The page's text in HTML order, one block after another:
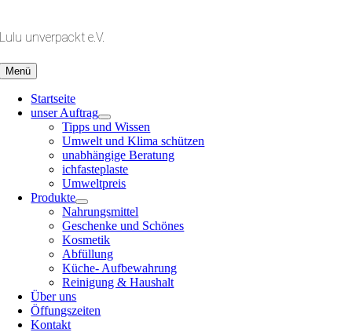
springen
Lulu unverpackt e.V.
Menü
Startseite
unser Auftrag
Tipps und Wissen
Umwelt und Klima schützen
unabhängige Beratung
ichfasteplaste
Umweltpreis
Produkte
Nahrungsmittel
Geschenke und Schönes
Kosmetik
Abfüllung
Küche- Aufbewahrung
Reinigung & Haushalt
Über uns
Öffungszeiten
Kontakt